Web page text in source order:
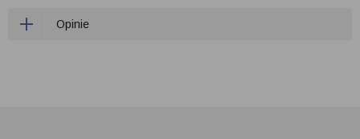
Opinie